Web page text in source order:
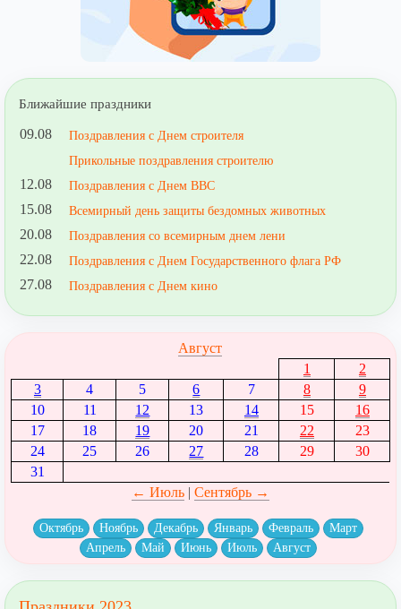
Ближайшие праздники
09.08
Поздравления с Днем строителя
Прикольные поздравления строителю
12.08 Поздравления с Днем ВВС
15.08 Всемирный день защиты бездомных животных
20.08 Поздравления со всемирным днем лени
22.08 Поздравления с Днем Государственного флага РФ
27.08 Поздравления с Днем кино
Август
1
2
3
4 5 6 7 8
9
10
11 12 13 14 15
16
17
18 19 20 21 22
23
24
25 26 27 28 29
30
31
← Июль| Сентябрь →
Октябрь Ноябрь Декабрь Январь Февраль
Март
Апрель
Май Июнь Июль Август